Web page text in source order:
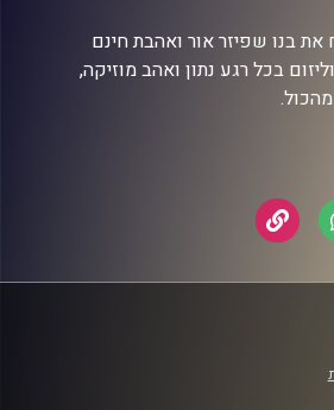
את בנו שפיזר אור ואהבת חינם
בכל רגע נתון ואהב מוזיקה,